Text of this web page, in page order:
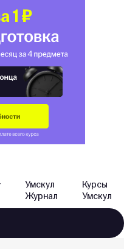
Умскул
Журнал
Курсы
Умскул